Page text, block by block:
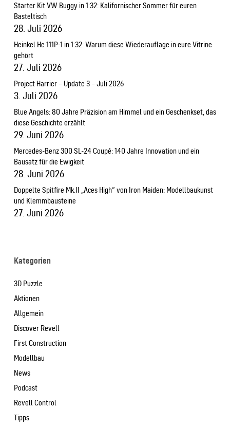
Starter Kit VW Buggy in 1:32: Kalifornischer Sommer für euren
Basteltisch
28. Juli 2026
Heinkel He 111P-1 in 1:32: Warum diese Wiederauflage in eure Vitrine
gehört
27. Juli 2026
Project Harrier – Update 3 – Juli 2026
3. Juli 2026
Blue Angels: 80 Jahre Präzision am Himmel und ein Geschenkset, das
diese Geschichte erzählt
29. Juni 2026
Mercedes-Benz 300 SL-24 Coupé: 140 Jahre Innovation und ein
Bausatz für die Ewigkeit
28. Juni 2026
Doppelte Spitfire Mk.II „Aces High“ von Iron Maiden: Modellbaukunst
und Klemmbausteine
27. Juni 2026
Kategorien
3D Puzzle
Aktionen
Allgemein
Discover Revell
First Construction
Modellbau
News
Podcast
Revell Control
Tipps